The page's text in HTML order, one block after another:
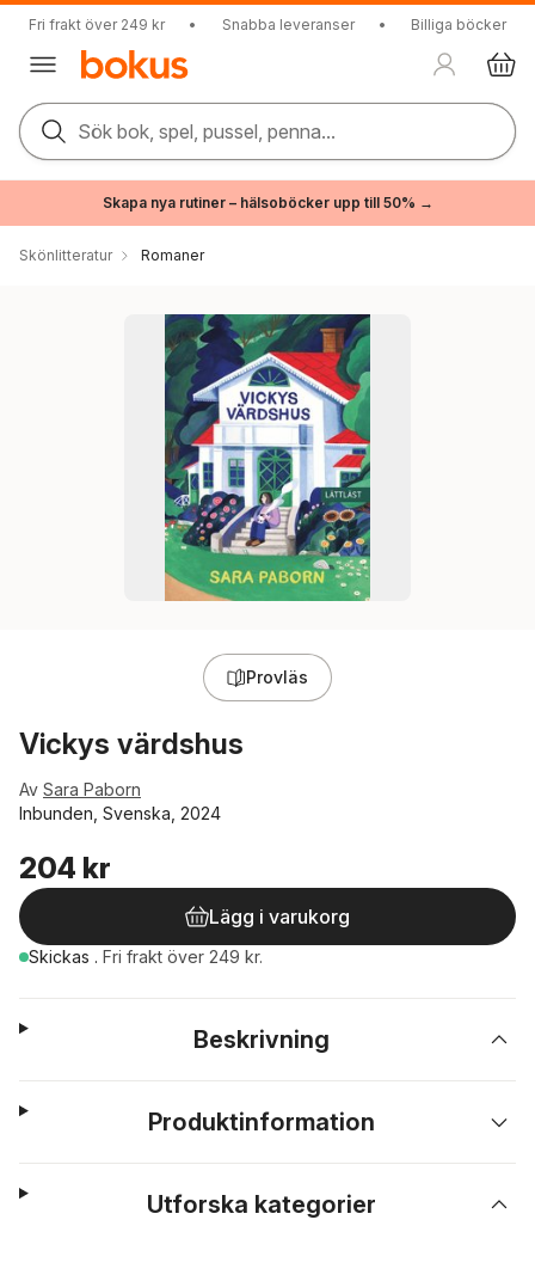
Fri frakt över 249 kr • Snabba leveranser • Billiga böcker
Sök bok, spel, pussel, penna...
Skapa nya rutiner – hälsoböcker upp till 50% →
Skönlitteratur Romaner
Provläs
Vickys värdshus
Av Sara Paborn
Inbunden, Svenska, 2024
204 kr
Lägg i varukorg
Skickas . Fri frakt över 249 kr.
Beskrivning
Produktinformation
Utforska kategorier